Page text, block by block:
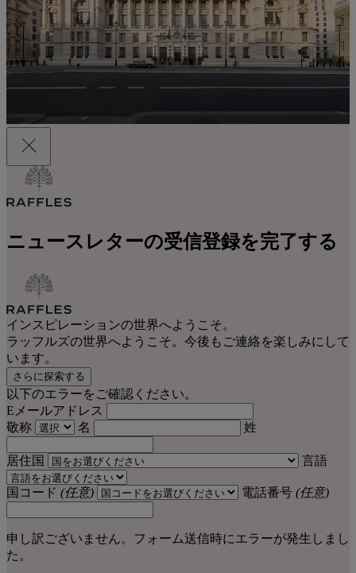
ニュースレターの受信登録を完了する
インスピレーションの世界へようこそ。
ラッフルズの世界へようこそ。今後もご連絡を楽しみにして
います。
さらに探索する
以下のエラーをご確認ください。
Eメールアドレス
敬称
名 姓
居住国 言語
国コード (任意) 電話番号 (任意)
申し訳ございません。フォーム送信時にエラーが発生しまし
た。